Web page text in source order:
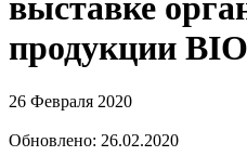
выставке
продукции
26 Февраля 2020
Обновлено: 26.02.2020